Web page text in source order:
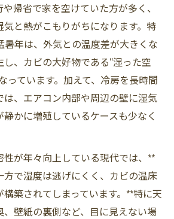
帰省で家を空けていた方が多く、
と熱がこもりがちになります。特
暑年は、外気との温度差が大きくな
、カビの大好物である“湿った空
っています。加えて、冷房を長時間
、エアコン内部や周辺の壁に湿気
かに増殖しているケースも少なく
性が年々向上している現代では、**
で湿度は逃げにくく、カビの温床
築されてしまっています。**特に天
壁紙の裏側など、目に見えない場